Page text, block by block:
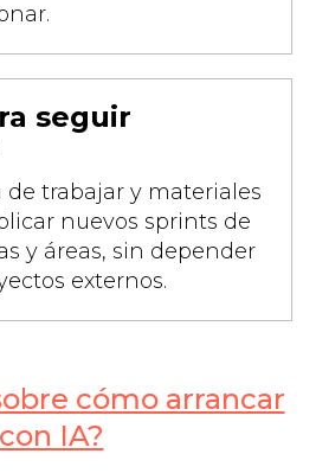
seguir
trabajar y materiales
nuevos sprints de
y áreas, sin depender
externos.
cómo arrancar
con IA?